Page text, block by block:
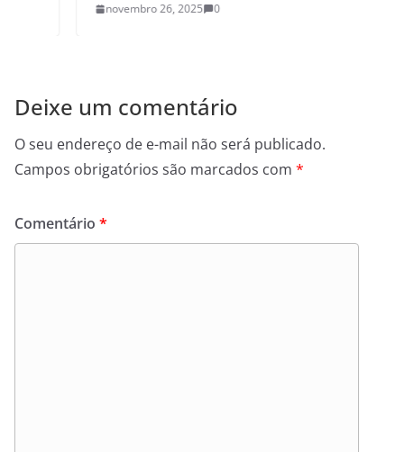
novembro 26, 2025 0
Deixe um comentário
O seu endereço de e-mail não será publicado.
Campos obrigatórios são marcados com *
Comentário *